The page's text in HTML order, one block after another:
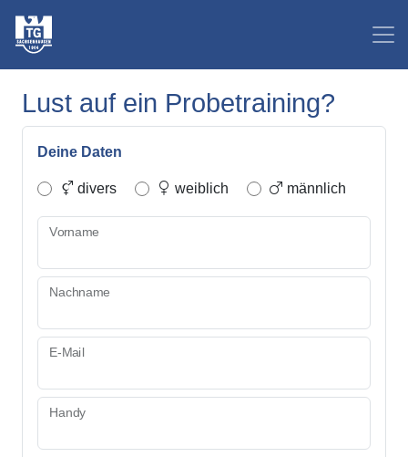
Lust auf ein Probetraining?
Deine Daten
divers weiblich männlich
Vorname
Nachname
E-Mail
Handy